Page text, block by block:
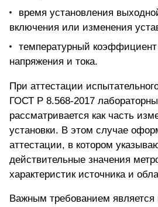
время установления
включения или изменения
температурный коэффициент
напряжения и тока.
При аттестации
ГОСТ Р 8.568-2017
рассматривается как часть
установки. В этом случае
аттестации, в котором
действительные значения
характеристик источника и
Важным требованием является